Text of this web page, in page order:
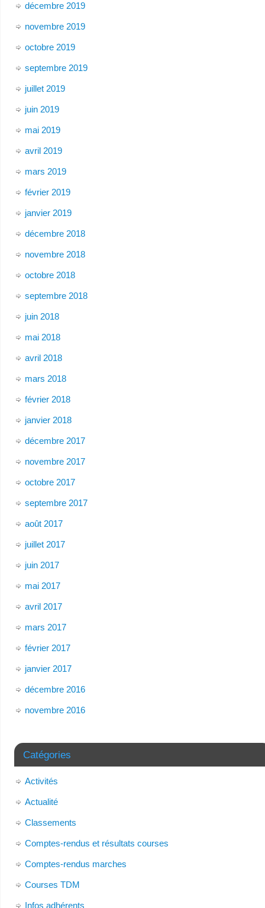
décembre 2019
novembre 2019
octobre 2019
septembre 2019
juillet 2019
juin 2019
mai 2019
avril 2019
mars 2019
février 2019
janvier 2019
décembre 2018
novembre 2018
octobre 2018
septembre 2018
juin 2018
mai 2018
avril 2018
mars 2018
février 2018
janvier 2018
décembre 2017
novembre 2017
octobre 2017
septembre 2017
août 2017
juillet 2017
juin 2017
mai 2017
avril 2017
mars 2017
février 2017
janvier 2017
décembre 2016
novembre 2016
Catégories
Activités
Actualité
Classements
Comptes-rendus et résultats courses
Comptes-rendus marches
Courses TDM
Infos adhérents